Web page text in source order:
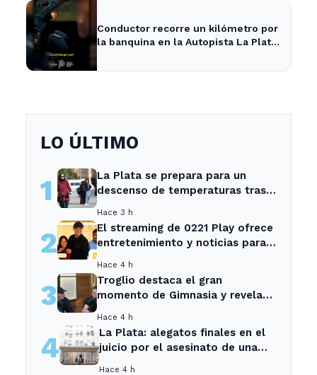
Conductor recorre un kilómetro por
la banquina en la Autopista La Plata-
LO ÚLTIMO
1
La Plata se prepara para un
descenso de temperaturas tras
Hace 3 h
2
El streaming de 0221 Play ofrece
entretenimiento y noticias para
Hace 4 h
3
Troglio destaca el gran
momento de Gimnasia y revela
Hace 4 h
4
La Plata: alegatos finales en el
juicio por el asesinato de una
Hace 4 h